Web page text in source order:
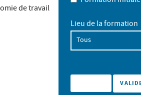
de travail
Lieu de la formation